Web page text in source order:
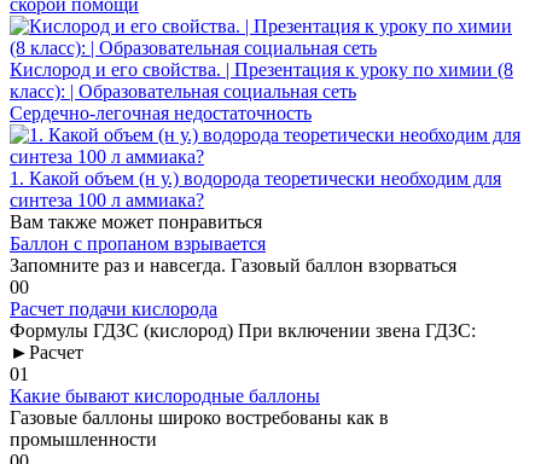
скорой помощи
Кислород и его свойства. | Презентация к уроку по химии (8
класс): | Образовательная социальная сеть
Сердечно-легочная недостаточность
1. Какой объем (н у.) водорода теоретически необходим для
синтеза 100 л аммиака?
Вам также может понравиться
Баллон с пропаном взрывается
Запомните раз и навсегда. Газовый баллон взорваться
00
Расчет подачи кислорода
Формулы ГДЗС (кислород) При включении звена ГДЗС:
►Расчет
01
Какие бывают кислородные баллоны
Газовые баллоны широко востребованы как в
промышленности